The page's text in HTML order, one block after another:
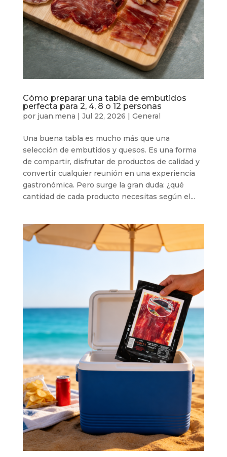
Cómo preparar una tabla de embutidos
perfecta para 2, 4, 8 o 12 personas
por juan.mena | Jul 22, 2026 | General
Una buena tabla es mucho más que una
selección de embutidos y quesos. Es una forma
de compartir, disfrutar de productos de calidad y
convertir cualquier reunión en una experiencia
gastronómica. Pero surge la gran duda: ¿qué
cantidad de cada producto necesitas según el...